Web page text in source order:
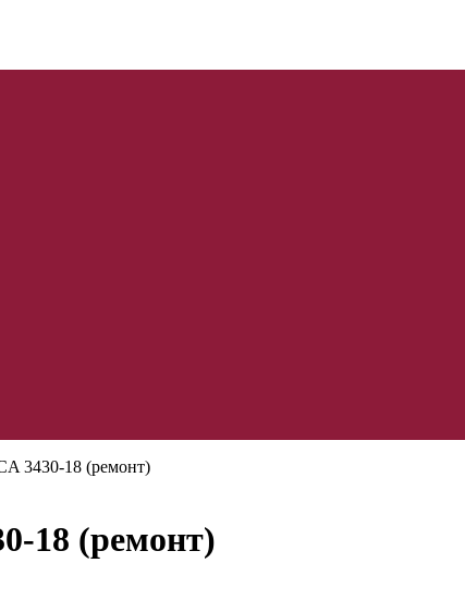
3430-18 (ремонт)
18 (ремонт)